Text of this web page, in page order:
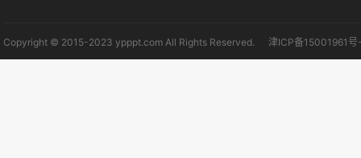
Copyright © 2015-2023 ypppt.com All Rights Reserved. 津ICP备15001961号